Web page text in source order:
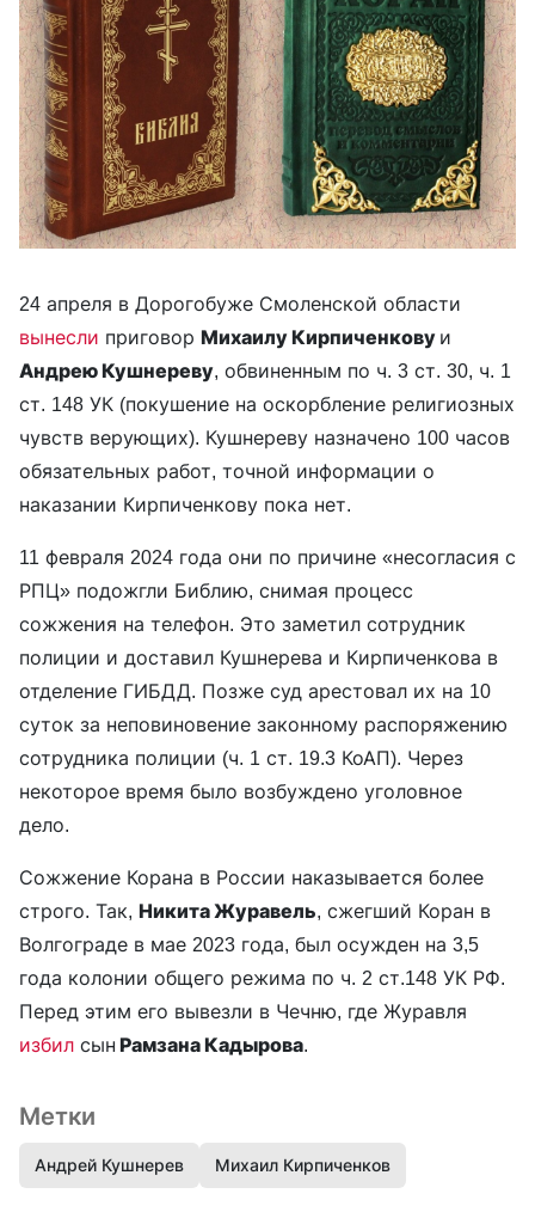
24 апреля в Дорогобуже Смоленской области
вынесли приговор Михаилу Кирпиченкову и
Андрею Кушнереву, обвиненным по ч. 3 ст. 30, ч. 1
ст. 148 УК (покушение на оскорбление религиозных
чувств верующих). Кушнереву назначено 100 часов
обязательных работ, точной информации о
наказании Кирпиченкову пока нет.
11 февраля 2024 года они по причине «несогласия с
РПЦ» подожгли Библию, снимая процесс
сожжения на телефон. Это заметил сотрудник
полиции и доставил Кушнерева и Кирпиченкова в
отделение ГИБДД. Позже суд арестовал их на 10
суток за неповиновение законному распоряжению
сотрудника полиции (ч. 1 ст. 19.3 КоАП). Через
некоторое время было возбуждено уголовное
дело.
Сожжение Корана в России наказывается более
строго. Так, Никита Журавель, сжегший Коран в
Волгограде в мае 2023 года, был осужден на 3,5
года колонии общего режима по ч. 2 ст.148 УК РФ.
Перед этим его вывезли в Чечню, где Журавля
избил сын Рамзана Кадырова.
Метки
Андрей Кушнерев Михаил Кирпиченков